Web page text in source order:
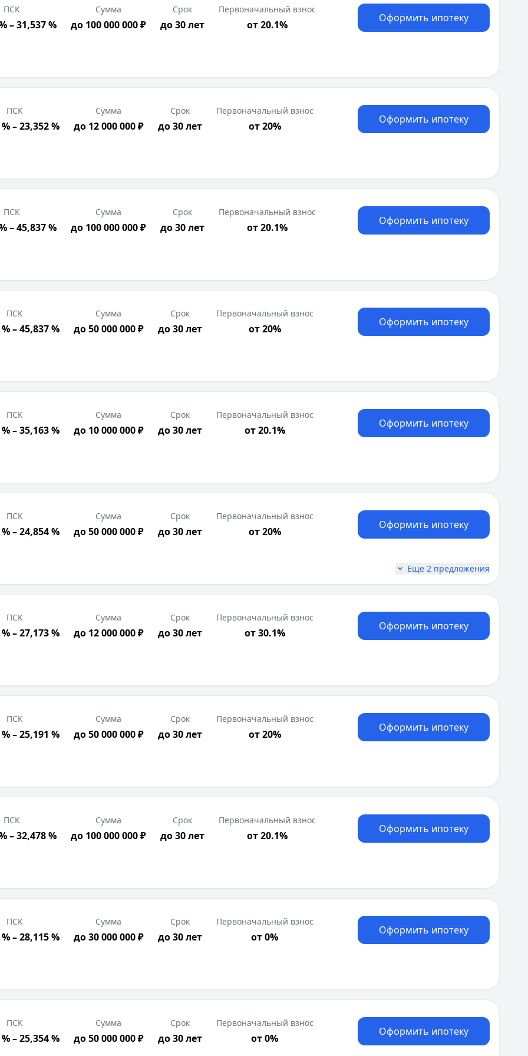
Я
Ярославль
Вся Россия
ПСК
– 31,537 %
Сумма
до 100 000 000 ₽
Срок
до 30 лет
Первоначальный взнос
от 20.1%
Оформить ипотеку
ПСК
– 23,352 %
Сумма
до 12 000 000 ₽
Срок
до 30 лет
Первоначальный взнос
от 20%
Оформить ипотеку
ПСК
– 45,837 %
Сумма
до 100 000 000 ₽
Срок
до 30 лет
Первоначальный взнос
от 20.1%
Оформить ипотеку
ПСК
– 45,837 %
Сумма
до 50 000 000 ₽
Срок
до 30 лет
Первоначальный взнос
от 20%
Оформить ипотеку
ПСК
– 35,163 %
Сумма
до 10 000 000 ₽
Срок
до 30 лет
Первоначальный взнос
от 20.1%
Оформить ипотеку
ПСК
– 24,854 %
Сумма
до 50 000 000 ₽
Срок
до 30 лет
Первоначальный взнос
от 20%
Оформить ипотеку
Еще 2 предложения
ПСК
– 27,173 %
Сумма
до 12 000 000 ₽
Срок
до 30 лет
Первоначальный взнос
от 30.1%
Оформить ипотеку
ПСК
– 25,191 %
Сумма
до 50 000 000 ₽
Срок
до 30 лет
Первоначальный взнос
от 20%
Оформить ипотеку
ПСК
– 32,478 %
Сумма
до 100 000 000 ₽
Срок
до 30 лет
Первоначальный взнос
от 20.1%
Оформить ипотеку
ПСК
– 28,115 %
Сумма
до 30 000 000 ₽
Срок
до 30 лет
Первоначальный взнос
от 0%
Оформить ипотеку
ПСК
– 25,354 %
Сумма
до 50 000 000 ₽
Срок
до 30 лет
Первоначальный взнос
от 0%
Оформить ипотеку